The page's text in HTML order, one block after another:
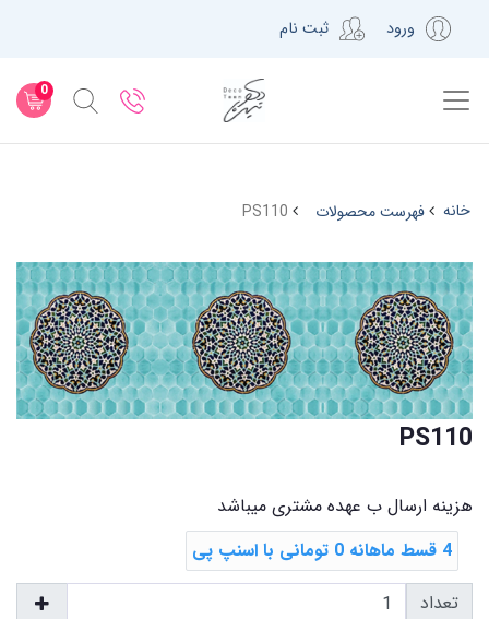
ورود ثبت نام
0
خانه فهرست محصولات PS110
PS110
هزینه ارسال ب عهده مشتری میباشد
4 قسط ماهانه 0 تومانی با اسنپ ‌پی
تعداد